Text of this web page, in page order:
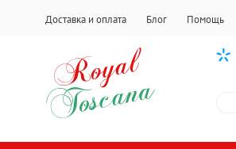
Доставка и оплата Блог Помощь